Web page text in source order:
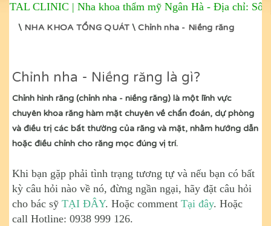
CLINIC |Nha khoa thẩm mỹ Ngân Hà-Địa chỉ: Sô 6 Hoa
\ NHA KHOA TỔNG QUÁT \Chỉnh nha - Niềng răng
Chỉnh nha - Niềng răng là gì?
Chỉnh hình răng (chỉnh nha - niềng răng) là một lĩnh vực
chuyên khoa răng hàm mặt chuyên về chẩn đoán, dự phòng
và điều trị các bất thường của răng và mặt, nhằm hướng dẫn
hoặc điều chỉnh cho răng mọc đúng vị trí.
Khi bạn gặp phải tình trạng tương tự và nếu bạn có bất
kỳ câu hỏi nào về nó, đừng ngần ngại, hãy đặt câu hỏi
cho bác sỹ TẠI ĐÂY. Hoặc comment Tại đây. Hoặc
call Hotline: 0938 999 126.